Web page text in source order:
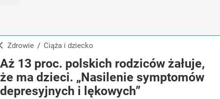
Zdrowie / Ciąża i dziecko
Aż 13 proc. polskich rodziców żałuje,
że ma dzieci. „Nasilenie symptomów
depresyjnych i lękowych”